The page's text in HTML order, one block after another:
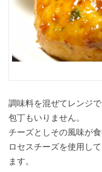
調味料を混ぜてレンジ
包丁もいりません。
チーズとしその風味が
ロセスチーズを使用し
ます。